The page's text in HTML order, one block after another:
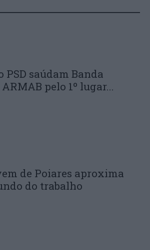
PSD saúdam Banda
pelo 1º lugar...
de Poiares aproxima
do trabalho